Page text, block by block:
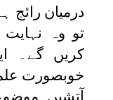
درمیان رائج
تو وہ
کریں گے۔
خوبصورت
آتشیں